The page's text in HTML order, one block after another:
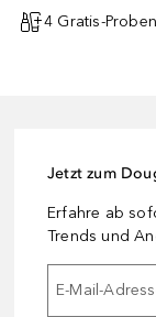
4 Gratis-
Jetzt zum
Erfahre ab
Trends und
E-Mail-